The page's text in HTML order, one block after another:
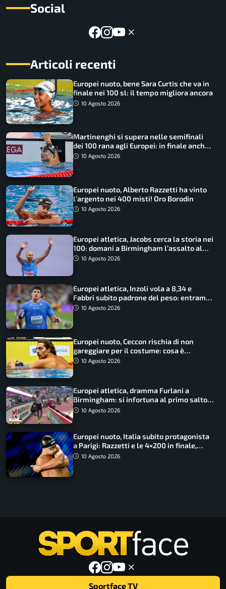
Social
Articoli recenti
Europei nuoto, bene Sara Curtis che va in
finale nei 100 sl: il tempo migliora ancora
10 Agosto 2026
Martinenghi si supera nelle semifinali
dei 100 rana agli Europei: in finale anche
Cerasuolo
10 Agosto 2026
Europei nuoto, Alberto Razzetti ha vinto
l’argento nei 400 misti! Oro Borodin
10 Agosto 2026
Europei atletica, Jacobs cerca la storia nei
100: domani a Birmingham l’assalto al
terzo oro consecutivo
10 Agosto 2026
Europei atletica, Inzoli vola a 8,34 e
Fabbri subito padrone del peso: entrambi
in finale col miglior risultato
10 Agosto 2026
Europei nuoto, Ceccon rischia di non
gareggiare per il costume: cosa è
successo
10 Agosto 2026
Europei atletica, dramma Furlani a
Birmingham: si infortuna al primo salto
ed esce in carrozzina
10 Agosto 2026
Europei nuoto, Italia subito protagonista
a Parigi: Razzetti e le 4×200 in finale,
Quadarella domina gli 800
10 Agosto 2026
Sportface TV